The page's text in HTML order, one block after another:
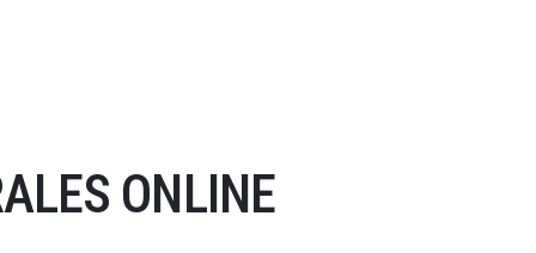
ONLINE